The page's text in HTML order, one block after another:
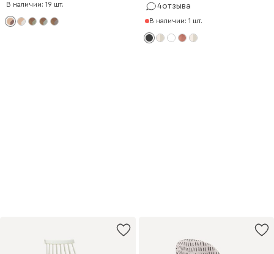
В наличии: 19 шт.
4отзыва
В наличии: 1 шт.